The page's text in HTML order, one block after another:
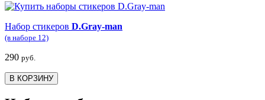
Набор стикеров D.Gray-man
(в наборе 12)
290 руб.
В КОРЗИНУ